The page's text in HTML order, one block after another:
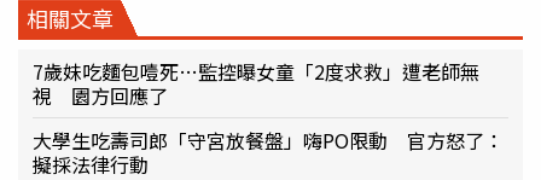
相關文章
7歲妹吃麵包噎死…監控曝女童「2度求救」遭老師無
視 園方回應了
大學生吃壽司郎「守宮放餐盤」嗨PO限動 官方怒了：
擬採法律行動